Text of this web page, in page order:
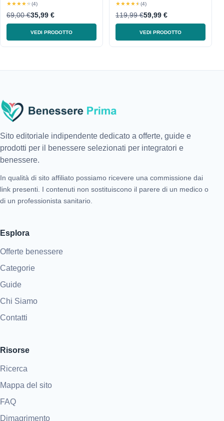
★★★★★(4)
69,00 €35,99 €
VEDI PRODOTTO
★★★★★(4)
119,99 €59,99 €
VEDI PRODOTTO
Sito editoriale indipendente dedicato a offerte, guide e
prodotti per il benessere selezionati per integratori e
benessere.
In qualità di sito affiliato possiamo ricevere una commissione dai
link presenti. I contenuti non sostituiscono il parere di un medico o
di un professionista sanitario.
Esplora
Offerte benessere
Categorie
Guide
Chi Siamo
Contatti
Risorse
Ricerca
Mappa del sito
FAQ
Dimagrimento